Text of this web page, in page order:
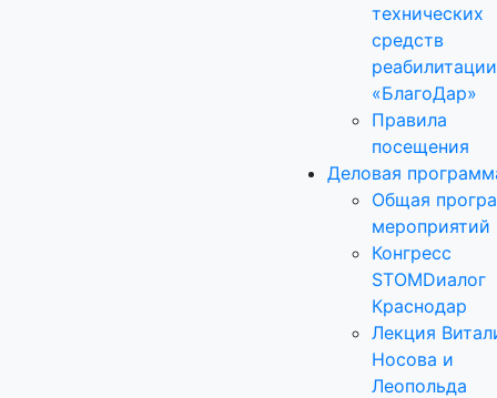
технических
средств
реабилитации
«БлагоДар»
Правила
посещения
Деловая
Общая
мероприятий
Конгресс
STOMDиалог
Краснодар
Лекция
Носова и
Леопольда